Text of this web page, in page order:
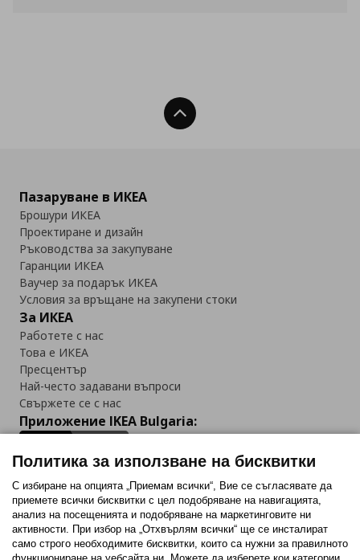
Нагоре
Пазаруване в ИКЕА
Брошури ИКЕА
Проектиране и дизайн
Ръководства за закупуване
Гаранции ИКЕА
Ваучер за подарък ИКЕА
Условия за връщане на закупени стоки
За ИКЕА
Работете с нас
Това е ИКЕА
Пресцентър
Най-често задавани въпроси
Свържете се с нас
Приложение IKEA Bulgaria:
Последвайте ни:
FacebookTwitterYoutubePinterestInstagram
Политика за използване на бисквитки
С избиране на опцията „Приемам всички“, Вие се съгласявате да
приемете всички бисквитки с цел подобряване на навигацията,
анализ на посещенията и подобряване на маркетинговите ни
активности. При избор на „Отхвърлям всички“ ще се инсталират
само строго необходимитe бисквитки, които са нужни за правилното